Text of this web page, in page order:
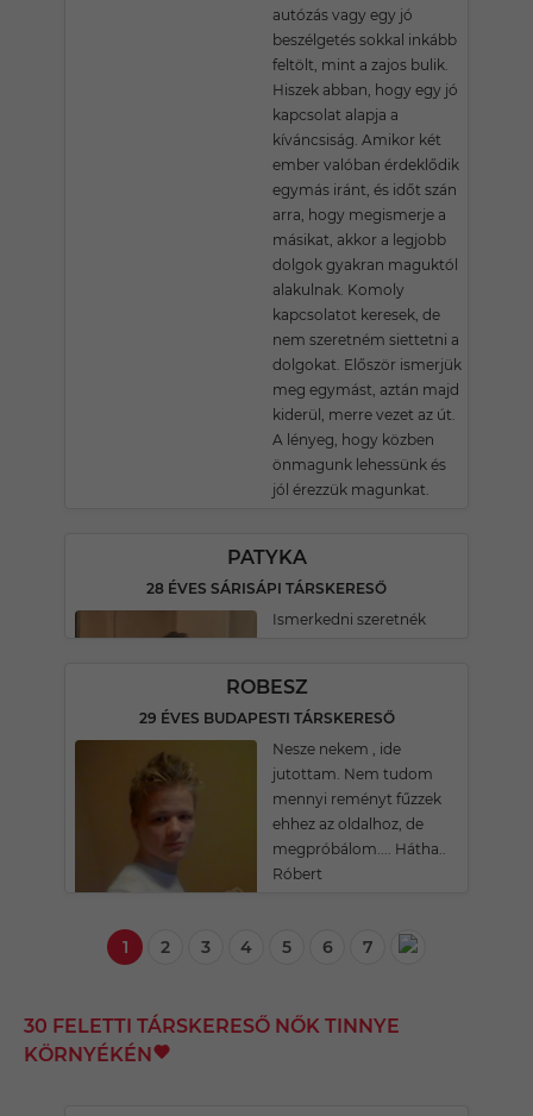
autózás vagy egy jó
beszélgetés sokkal inkább
feltölt, mint a zajos bulik.
Hiszek abban, hogy egy jó
kapcsolat alapja a
kíváncsiság. Amikor két
ember valóban érdeklődik
egymás iránt, és időt szán
arra, hogy megismerje a
másikat, akkor a legjobb
dolgok gyakran maguktól
alakulnak. Komoly
kapcsolatot keresek, de
nem szeretném siettetni a
dolgokat. Először ismerjük
meg egymást, aztán majd
kiderül, merre vezet az út.
A lényeg, hogy közben
önmagunk lehessünk és
jól érezzük magunkat.
PATYKA
28 ÉVES SÁRISÁPI TÁRSKERESŐ
Ismerkedni szeretnék
ROBESZ
29 ÉVES BUDAPESTI TÁRSKERESŐ
Nesze nekem , ide
jutottam. Nem tudom
mennyi reményt fűzzek
ehhez az oldalhoz, de
megpróbálom.... Hátha..
Róbert
1 2 3 4 5 6 7
30 FELETTI TÁRSKERESŐ NŐK TINNYE
KÖRNYÉKÉN